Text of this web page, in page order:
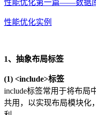
性能优化第一篇——数据
性能优化实例
1、抽象布局标签
(1) <include>标签
include标签常用于将布局
共用，以实现布局模块化